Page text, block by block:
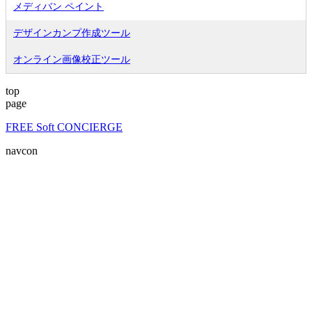
メディバン ペイント
デザインカンプ作成ツール
オンライン画像校正ツール
top
page
FREE Soft CONCIERGE
navcon